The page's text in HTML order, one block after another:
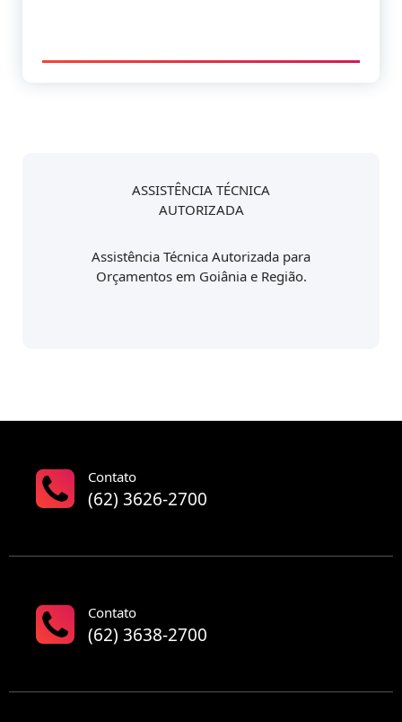
ASSISTÊNCIA TÉCNICA
AUTORIZADA
Assistência Técnica Autorizada para
Orçamentos em Goiânia e Região.
Contato
(62) 3626-2700
Contato
(62) 3638-2700